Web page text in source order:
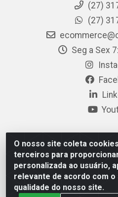
O nosso site coleta
terceiros para
personalizada ao usuário,
relevante de acordo com
qualidade do nosso site.
(27)
(27)
Seg a Sex
Cescom Distribuidor - Rodovia
Quartel, Linhares/ES –
27.724.509/